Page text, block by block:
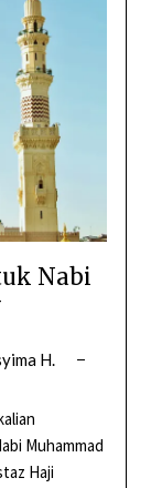
Nabi
H.
Muhammad
Haji